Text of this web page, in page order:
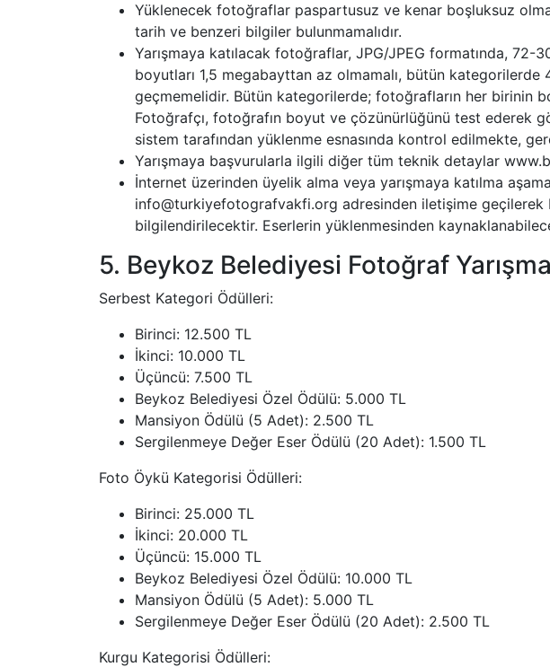
Yüklenecek fotoğraflar paspartusuz ve kenar boşluksuz
tarih ve benzeri bilgiler bulunmamalıdır.
Yarışmaya katılacak fotoğraflar, JPG/JPEG formatında, 72-
boyutları 1,5 megabayttan az olmamalı, bütün
geçmemelidir. Bütün kategorilerde; fotoğrafların her birinin
Fotoğrafçı, fotoğrafın boyut ve çözünürlüğünü test ederek
sistem tarafından yüklenme esnasında kontrol edilmekte,
Yarışmaya başvurularla ilgili diğer tüm teknik detaylar
İnternet üzerinden üyelik alma veya yarışmaya katılma
info@turkiyefotografvakfi.org adresinden iletişime geçilerek
bilgilendirilecektir. Eserlerin yüklenmesinden
5. Beykoz Belediyesi Fotoğraf
Serbest Kategori Ödülleri:
Birinci: 12.500 TL
İkinci: 10.000 TL
Üçüncü: 7.500 TL
Beykoz Belediyesi Özel Ödülü: 5.000 TL
Mansiyon Ödülü (5 Adet): 2.500 TL
Sergilenmeye Değer Eser Ödülü (20 Adet): 1.500 TL
Foto Öykü Kategorisi Ödülleri:
Birinci: 25.000 TL
İkinci: 20.000 TL
Üçüncü: 15.000 TL
Beykoz Belediyesi Özel Ödülü: 10.000 TL
Mansiyon Ödülü (5 Adet): 5.000 TL
Sergilenmeye Değer Eser Ödülü (20 Adet): 2.500 TL
Kurgu Kategorisi Ödülleri: